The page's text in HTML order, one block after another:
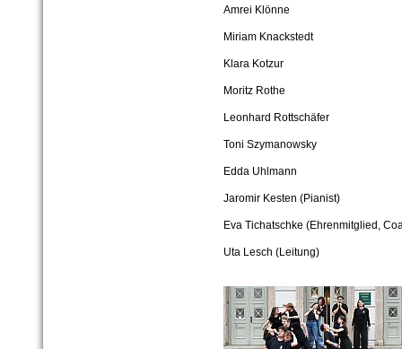
Amrei Klönne
Miriam Knackstedt
Klara Kotzur
Moritz Rothe
Leonhard Rottschäfer
Toni Szymanowsky
Edda Uhlmann
Jaromir Kesten (Pianist)
Eva Tichatschke (Ehrenmitglied,
Uta Lesch (Leitung)